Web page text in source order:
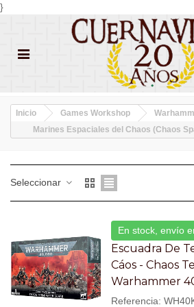
}
Inicio Games Workshop
Marines Espaciales del Chaos (Chaos
Seleccionar
En stock, envío
Escuadra De
Cáos - Chaos
Warhammer
Referencia: